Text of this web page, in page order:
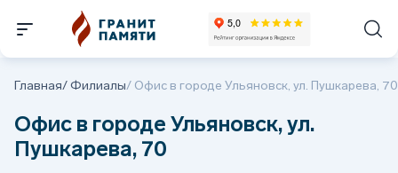
Главная/Филиалы/ Офис в городе Ульяновск, ул. Пушкарева, 70
Офис в городе Ульяновск, ул.
Пушкарева, 70